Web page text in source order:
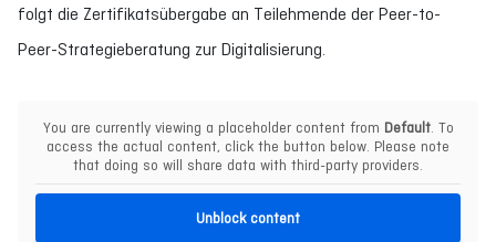
folgt die Zertifikatsübergabe an Teilehmende der Peer-to-
Peer-Strategieberatung zur Digitalisierung.
You are currently viewing a placeholder content from Default. To
access the actual content, click the button below. Please note
that doing so will share data with third-party providers.
Unblock content